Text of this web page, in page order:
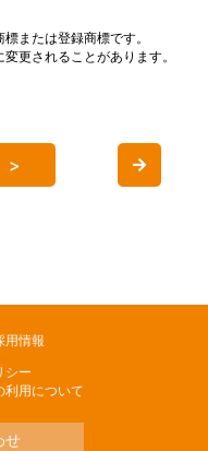
または登録商標です。
更されることがあります。
用情報
シー
利用について
せ